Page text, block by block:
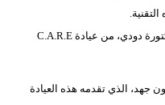
وحجر الزوجان موعدا في عام 2016 مع الدكتورة دودي، من عيادة C.A.R.E
جهد، الذي تقدمه هذه العيادة